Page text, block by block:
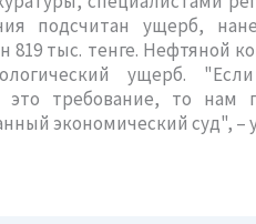
подсчитан ущерб,
819 тыс. тенге. Нефтяной
ущерб.
это требование, то нам
экономический суд", –